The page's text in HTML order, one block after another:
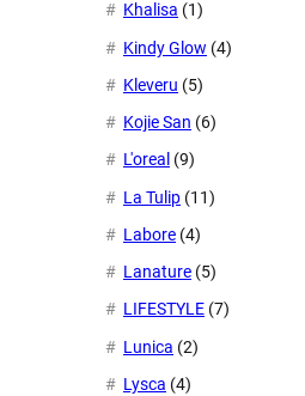
Khalisa (1)
Kindy Glow (4)
Kleveru (5)
Kojie San (6)
L'oreal (9)
La Tulip (11)
Labore (4)
Lanature (5)
LIFESTYLE (7)
Lunica (2)
Lysca (4)